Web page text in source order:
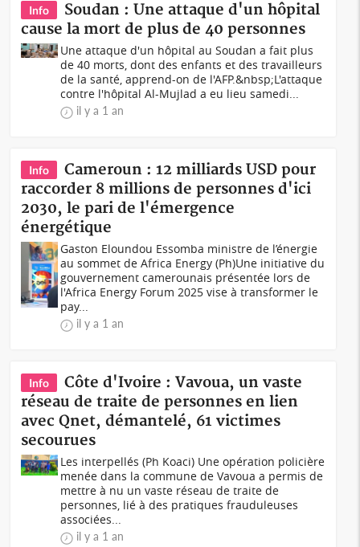
Info
Soudan : Une attaque d'un hôpital
cause la mort de plus de 40 personnes
Une attaque d'un hôpital au Soudan a fait plus
de 40 morts, dont des enfants et des travailleurs
de la santé, apprend-on de l'AFP.&nbsp;L'attaque
contre l'hôpital Al-Mujlad a eu lieu samedi...
il y a 1 an
Info
Cameroun : 12 milliards USD pour
raccorder 8 millions de personnes d'ici
2030, le pari de l'émergence
énergétique
Gaston Eloundou Essomba ministre de l’énergie
au sommet de Africa Energy (Ph)Une initiative du
gouvernement camerounais présentée lors de
l'Africa Energy Forum 2025 vise à transformer le
pay...
il y a 1 an
Info
Côte d'Ivoire : Vavoua, un vaste
réseau de traite de personnes en lien
avec Qnet, démantelé, 61 victimes
secourues
Les interpellés (Ph Koaci) Une opération policière
menée dans la commune de Vavoua a permis de
mettre à nu un vaste réseau de traite de
personnes, lié à des pratiques frauduleuses
associées...
il y a 1 an